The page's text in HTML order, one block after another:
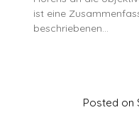
ist eine
beschriebenen…
Posted on